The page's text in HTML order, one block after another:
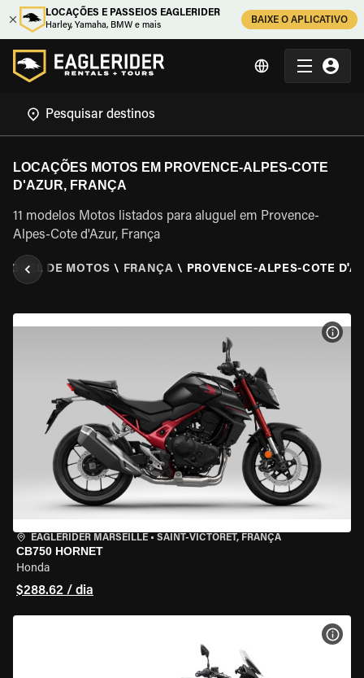
LOCAÇÕES E PASSEIOS EAGLERIDER
Harley, Yamaha, BMW e mais
BAIXE O APLICATIVO
LOCAÇÕES MOTOS EM PROVENCE-ALPES-COTE
D'AZUR, FRANÇA
11 modelos Motos listados para aluguel em Provence-
Alpes-Cote d'Azur, França
DE MOTOS \ FRANÇA \ PROVENCE-ALPES-COTE
EAGLERIDER MARSEILLE • SAINT-VICTORET, FRANÇA
CB750 HORNET
Honda
$288.62 / dia
VER
VER